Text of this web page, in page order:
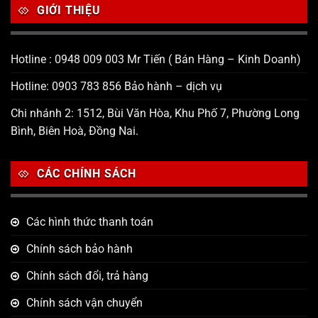
GIỚI THIỆU
Hotline : 0948 009 003 Mr Tiến ( Bán Hàng – Kinh Doanh)
Hotline: 0903 783 856 Bảo hành – dịch vụ
Chi nhánh 2: 1512, Bùi Văn Hòa, Khu Phố 7, Phường Long
Bình, Biên Hoà, Đồng Nai.
CÁC CHÍNH SÁCH
Các hình thức thanh toán
Chính sách bảo hành
Chính sách đổi, trả hàng
Chính sách vận chuyển